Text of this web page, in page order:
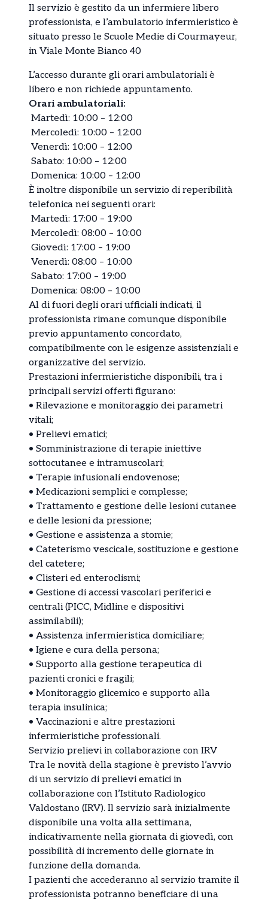
Il servizio è gestito da un infermiere libero
professionista, e l’ambulatorio infermieristico è
situato presso le Scuole Medie di Courmayeur,
in Viale Monte Bianco 40
L’accesso durante gli orari ambulatoriali è
libero e non richiede appuntamento.
Orari ambulatoriali:
⁠ ⁠Martedì: 10:00 – 12:00
⁠ ⁠Mercoledì: 10:00 – 12:00
⁠ ⁠Venerdì: 10:00 – 12:00
⁠ ⁠Sabato: 10:00 – 12:00
⁠ ⁠Domenica: 10:00 – 12:00
È inoltre disponibile un servizio di reperibilità
telefonica nei seguenti orari:
⁠ ⁠Martedì: 17:00 – 19:00
⁠ ⁠Mercoledì: 08:00 – 10:00
⁠ ⁠Giovedì: 17:00 – 19:00
⁠ ⁠Venerdì: 08:00 – 10:00
⁠ ⁠Sabato: 17:00 – 19:00
⁠ ⁠Domenica: 08:00 – 10:00
Al di fuori degli orari ufficiali indicati, il
professionista rimane comunque disponibile
previo appuntamento concordato,
compatibilmente con le esigenze assistenziali e
organizzative del servizio.
Prestazioni infermieristiche disponibili, tra i
principali servizi offerti figurano:
•⁠ ⁠Rilevazione e monitoraggio dei parametri
vitali;
•⁠ ⁠Prelievi ematici;
•⁠ ⁠Somministrazione di terapie iniettive
sottocutanee e intramuscolari;
•⁠ ⁠Terapie infusionali endovenose;
•⁠ ⁠Medicazioni semplici e complesse;
•⁠ ⁠Trattamento e gestione delle lesioni cutanee
e delle lesioni da pressione;
•⁠ ⁠Gestione e assistenza a stomie;
•⁠ ⁠Cateterismo vescicale, sostituzione e gestione
del catetere;
•⁠ ⁠Clisteri ed enteroclismi;
•⁠ ⁠Gestione di accessi vascolari periferici e
centrali (PICC, Midline e dispositivi
assimilabili);
•⁠ ⁠Assistenza infermieristica domiciliare;
•⁠ ⁠Igiene e cura della persona;
•⁠ ⁠Supporto alla gestione terapeutica di
pazienti cronici e fragili;
•⁠ ⁠Monitoraggio glicemico e supporto alla
terapia insulinica;
•⁠ ⁠Vaccinazioni e altre prestazioni
infermieristiche professionali.
Servizio prelievi in collaborazione con IRV
Tra le novità della stagione è previsto l’avvio
di un servizio di prelievi ematici in
collaborazione con l’Istituto Radiologico
Valdostano (IRV). Il servizio sarà inizialmente
disponibile una volta alla settimana,
indicativamente nella giornata di giovedì, con
possibilità di incremento delle giornate in
funzione della domanda.
I pazienti che accederanno al servizio tramite il
professionista potranno beneficiare di una